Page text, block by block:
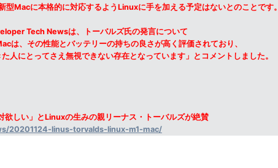
型Macに本格的に対応するようLinuxに手を加える予定はないとのことです。
Tech Newsは、トーバルズ氏の発言について
は、その性能とバッテリーの持ちの良さが高く評価されており、
人にとってさえ無視できない存在となっています」とコメントしました。
欲しい」とLinuxの生みの親リーナス・トーバルズが絶賛
20201124-linus-torvalds-linux-m1-mac/